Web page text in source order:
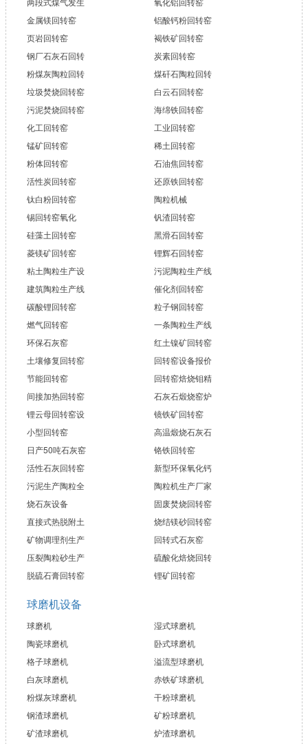
金属镁回转窑
铝酸钙粉回转窑
页岩回转窑
褐铁矿回转窑
钢厂石灰石回转
炭素回转窑
粉煤灰陶粒回转
煤矸石陶粒回转
垃圾焚烧回转窑
白云石回转窑
污泥焚烧回转窑
海绵铁回转窑
化工回转窑
工业回转窑
锰矿回转窑
稀土回转窑
粉体回转窑
石油焦回转窑
活性炭回转窑
还原铁回转窑
钛白粉回转窑
陶粒机械
锡回转窑氧化
钒渣回转窑
硅藻土回转窑
黑滑石回转窑
菱镁矿回转窑
锂辉石回转窑
粘土陶粒生产设
污泥陶粒生产线
建筑陶粒生产线
催化剂回转窑
碳酸锂回转窑
粒子钢回转窑
燃气回转窑
一条陶粒生产线
环保石灰窑
红土镍矿回转窑
土壤修复回转窑
回转窑设备报价
节能回转窑
回转窑焙烧钼精
间接加热回转窑
石灰石煅烧窑炉
锂云母回转窑设
镜铁矿回转窑
小型回转窑
高温煅烧石灰石
日产50吨石灰窑
铬铁回转窑
活性石灰回转窑
新型环保氧化钙
污泥生产陶粒全
陶粒机生产厂家
烧石灰设备
固废焚烧回转窑
直接式热脱附土
烧结镁砂回转窑
矿物调理剂生产
回转式石灰窑
压裂陶粒砂生产
硫酸化焙烧回转
脱硫石膏回转窑
锂矿回转窑
球磨机设备
球磨机
湿式球磨机
陶瓷球磨机
卧式球磨机
格子球磨机
溢流型球磨机
白灰球磨机
赤铁矿球磨机
粉煤灰球磨机
干粉球磨机
钢渣球磨机
矿粉球磨机
矿渣球磨机
炉渣球磨机